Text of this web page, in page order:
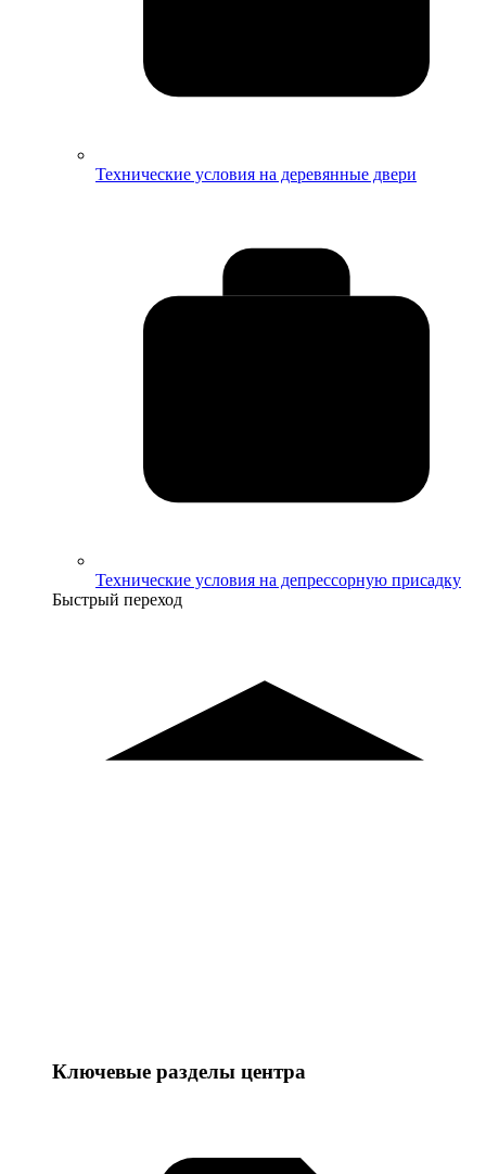
Технические условия на деревянные двери
Технические условия на депрессорную присадку
Быстрый переход
Ключевые разделы центра